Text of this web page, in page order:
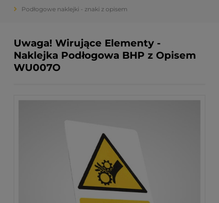
Podłogowe naklejki - znaki z opisem
Uwaga! Wirujące Elementy -
Naklejka Podłogowa BHP z Opisem
WU007O